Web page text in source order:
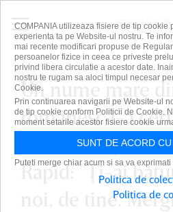
Un nume mare
românesc i-a
lui Marius
Rapid: ”Ţi-ai
noi, de tine.
COMPANIA utilizeaza fisiere de tip
experienta ta pe Website-ul nostru. Te
mai recente modificari propuse de
persoanelor fizice in ceea ce priveste
privind libera circulatie a acestor date.
nostru te rugam sa aloci timpul necesar
Cookie.
Prin continuarea navigarii pe Website-ul
de tip cookie conform Politicii de Cookie.
moment setarile acestor fisiere cookie
SUNT DE ACORD
Puteti merge chiar acum si sa va
Politica de
Politica de